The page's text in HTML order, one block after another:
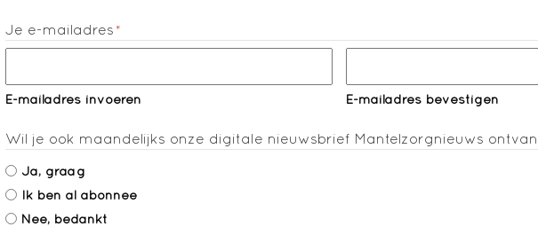
Je e-mailadres *
E-mailadres invoeren E-mailadres bevestigen
Wil je ook maandelijks onze digitale nieuwsbrief Mantelzorgnieuws
Ja, graag
Ik ben al abonnee
Nee, bedankt